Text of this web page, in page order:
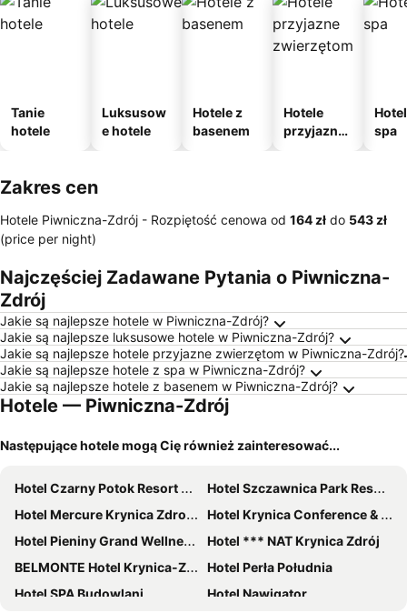
Tanie
hotele
Luksusow
e hotele
Hotele z
basenem
Hotele
przyjazne
spa
Zakres cen
Hotele Piwniczna-Zdrój - Rozpiętość cenowa od ‎164 zł do ‎543 zł
(price per night)
Najczęściej Zadawane Pytania o Piwniczna-
Zdrój
Jakie są najlepsze hotele w Piwniczna-Zdrój?
Jakie są najlepsze luksusowe hotele w Piwniczna-Zdrój?
Jakie są najlepsze hotele przyjazne zwierzętom w Piwniczna-Zdrój?
Jakie są najlepsze hotele z spa w Piwniczna-Zdrój?
Jakie są najlepsze hotele z basenem w Piwniczna-Zdrój?
Hotele — Piwniczna-Zdrój
Następujące hotele mogą Cię również zainteresować...
Hotel Czarny Potok Resort SPA & Conference
Hotel Szczawnica Park Resort & Spa
Hotel Mercure Krynica Zdroj Resort & Spa
Hotel Krynica Conference & SPA
Hotel Pieniny Grand Wellness & SPA - Destigo Hotels
Hotel *** NAT Krynica Zdrój
BELMONTE Hotel Krynica-Zdrój
Hotel Perła Południa
Hotel SPA Budowlani
Hotel Nawigator